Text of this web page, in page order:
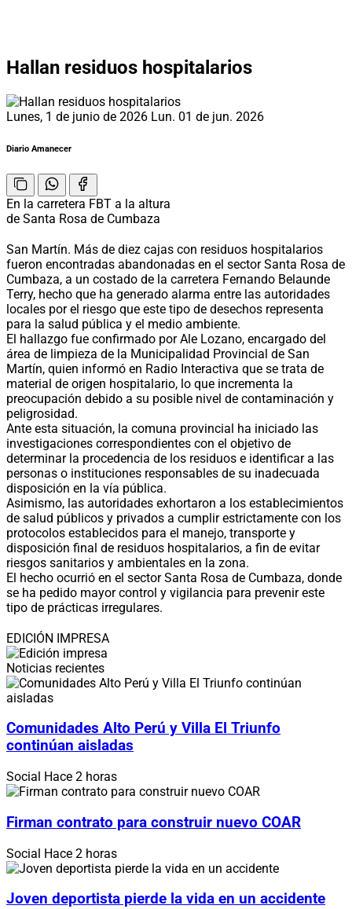
Hallan residuos hospitalarios
Lunes, 1 de junio de 2026 Lun. 01 de jun. 2026
Diario Amanecer
En la carretera FBT a la altura
de Santa Rosa de Cumbaza
San Martín. Más de diez cajas con residuos hospitalarios
fueron encontradas abandonadas en el sector Santa Rosa de
Cumbaza, a un costado de la carretera Fernando Belaunde
Terry, hecho que ha generado alarma entre las autoridades
locales por el riesgo que este tipo de desechos representa
para la salud pública y el medio ambiente.
El hallazgo fue confirmado por Ale Lozano, encargado del
área de limpieza de la Municipalidad Provincial de San
Martín, quien informó en Radio Interactiva que se trata de
material de origen hospitalario, lo que incrementa la
preocupación debido a su posible nivel de contaminación y
peligrosidad.
Ante esta situación, la comuna provincial ha iniciado las
investigaciones correspondientes con el objetivo de
determinar la procedencia de los residuos e identificar a las
personas o instituciones responsables de su inadecuada
disposición en la vía pública.
Asimismo, las autoridades exhortaron a los establecimientos
de salud públicos y privados a cumplir estrictamente con los
protocolos establecidos para el manejo, transporte y
disposición final de residuos hospitalarios, a fin de evitar
riesgos sanitarios y ambientales en la zona.
El hecho ocurrió en el sector Santa Rosa de Cumbaza, donde
se ha pedido mayor control y vigilancia para prevenir este
tipo de prácticas irregulares.
EDICIÓN IMPRESA
Noticias recientes
Comunidades Alto Perú y Villa El Triunfo
continúan aisladas
Social Hace 2 horas
Firman contrato para construir nuevo COAR
Social Hace 2 horas
Joven deportista pierde la vida en un accidente